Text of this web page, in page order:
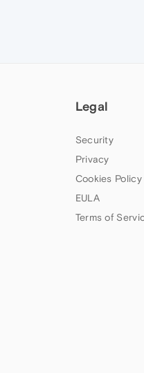
Legal
Security
Privacy
Cookies Policy
EULA
Terms of